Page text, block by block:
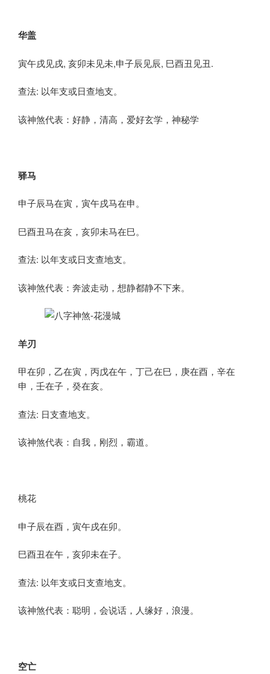
华盖
寅午戌见戌, 亥卯未见未,申子辰见辰, 巳酉丑见丑.
查法: 以年支或日查地支。
该神煞代表：好静，清高，爱好玄学，神秘学
驿马
申子辰马在寅，寅午戌马在申。
巳酉丑马在亥，亥卯未马在巳。
查法: 以年支或日支查地支。
该神煞代表：奔波走动，想静都静不下来。
羊刃
甲在卯，乙在寅，丙戊在午，丁己在巳，庚在酉，辛在
申，壬在子，癸在亥。
查法: 日支查地支。
该神煞代表：自我，刚烈，霸道。
桃花
申子辰在酉，寅午戌在卯。
巳酉丑在午，亥卯未在子。
查法: 以年支或日支查地支。
该神煞代表：聪明，会说话，人缘好，浪漫。
空亡